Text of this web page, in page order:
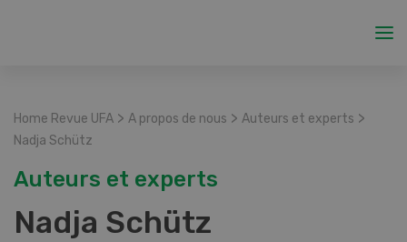
Home Revue UFA > A propos de nous > Auteurs et experts >
Nadja Schütz
Auteurs et experts
Nadja Schütz